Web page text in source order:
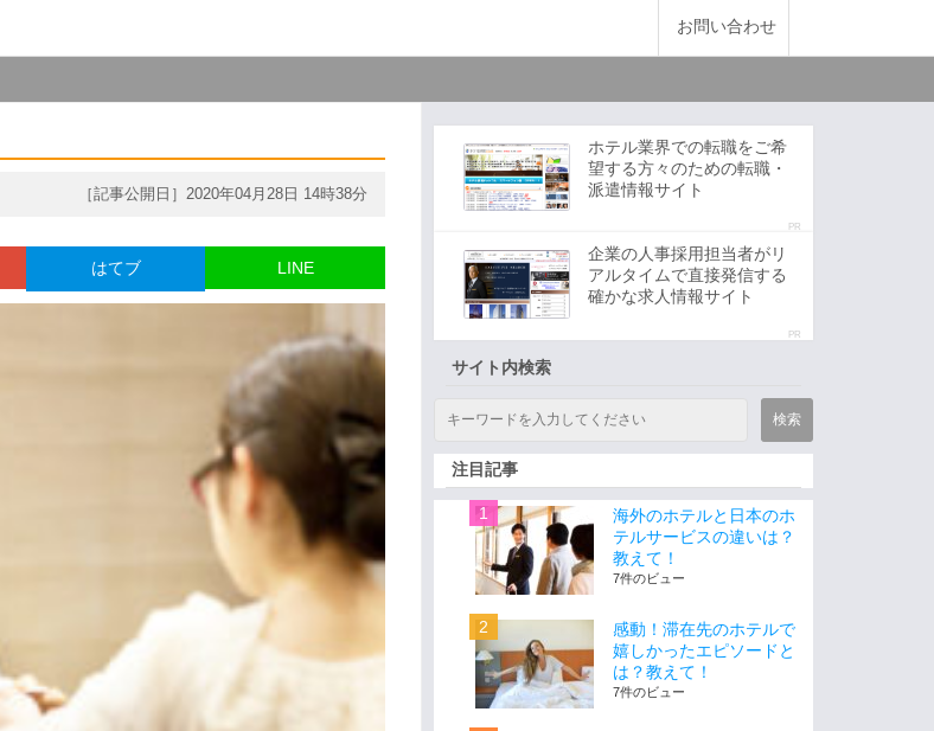
お問い合わせ
［記事公開日］2020年04月28日 14時38分
はてブ LINE
PR
ホテル業界での転職をご希
望する方々のための転職・
派遣情報サイト
PR
企業の人事採用担当者がリ
アルタイムで直接発信する
確かな求人情報サイト
サイト内検索
注目記事
海外のホテルと日本のホ
テルサービスの違いは？
教えて！
7件のビュー
感動！滞在先のホテルで
嬉しかったエピソードと
は？教えて！
7件のビュー